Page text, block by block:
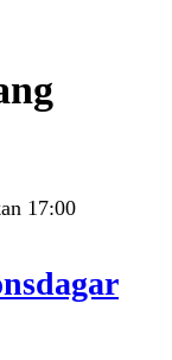
17:00